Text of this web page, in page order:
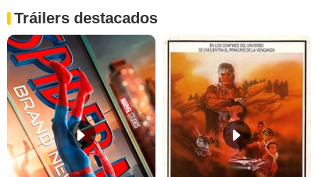
Tráilers destacados